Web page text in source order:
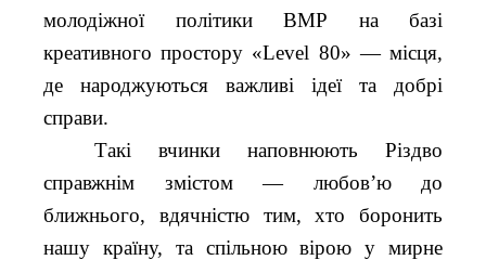
молодіжної політики ВМР на базі
креативного простору «Level 80» — місця,
де народжуються важливі ідеї та добрі
справи.
Такі вчинки наповнюють Різдво
справжнім змістом — любов’ю до
ближнього, вдячністю тим, хто боронить
нашу країну, та спільною вірою у мирне